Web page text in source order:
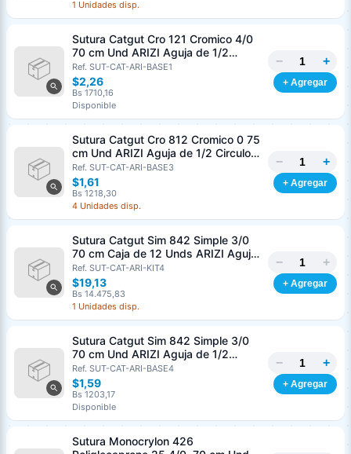
1 Unidades disp.
Sutura Catgut Cro 121 Cromico 4/0
70 cm Und ARIZI Aguja de 1/2
Circulo Punta Conica 26 mm
Ref. SUT-CAT-ARI-BASE1
$2,26
Bs 1710,16
Disponible
− +
+ Agregar
Sutura Catgut Cro 812 Cromico 0 75
cm Und ARIZI Aguja de 1/2 Circulo
Punta Conica 37 mm
Ref. SUT-CAT-ARI-BASE3
$1,61
Bs 1218,30
4 Unidades disp.
− +
+ Agregar
Sutura Catgut Sim 842 Simple 3/0
70 cm Caja de 12 Unds ARIZI Aguja
de 1/2 Circulo Punta Conica 36 mm
Ref. SUT-CAT-ARI-KIT4
$19,13
Bs 14.475,83
1 Unidades disp.
− +
+ Agregar
Sutura Catgut Sim 842 Simple 3/0
70 cm Und ARIZI Aguja de 1/2
Circulo Punta Conica 36 mm
Ref. SUT-CAT-ARI-BASE4
$1,59
Bs 1203,17
Disponible
− +
+ Agregar
Sutura Monocrylon 426